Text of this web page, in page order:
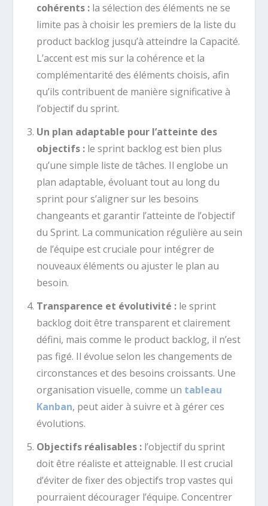
cohérents :la sélection des éléments ne se
limite pas à choisir les premiers de la liste du
product backlog jusqu’à atteindre la Capacité.
L’accent est mis sur la cohérence et la
complémentarité des éléments choisis, afin
qu’ils contribuent de manière significative à
l’objectif du sprint.
Un plan adaptable pour l’atteinte des
objectifs :le sprint backlog est bien plus
qu’une simple liste de tâches. Il englobe un
plan adaptable, évoluant tout au long du
sprint pour s’aligner sur les besoins
changeants et garantir l’atteinte de l’objectif
du Sprint. La communication régulière au sein
de l’équipe est cruciale pour intégrer de
nouveaux éléments ou ajuster le plan au
besoin.
Transparence et évolutivité :le sprint
backlog doit être transparent et clairement
défini, mais comme le product backlog, il n’est
pas figé. Il évolue selon les changements de
circonstances et des besoins croissants. Une
organisation visuelle, comme un tableau
Kanban, peut aider à suivre et à gérer ces
évolutions.
Objectifs réalisables :l’objectif du sprint
doit être réaliste et atteignable. Il est crucial
d’éviter de fixer des objectifs trop vastes qui
pourraient décourager l’équipe. Concentrer